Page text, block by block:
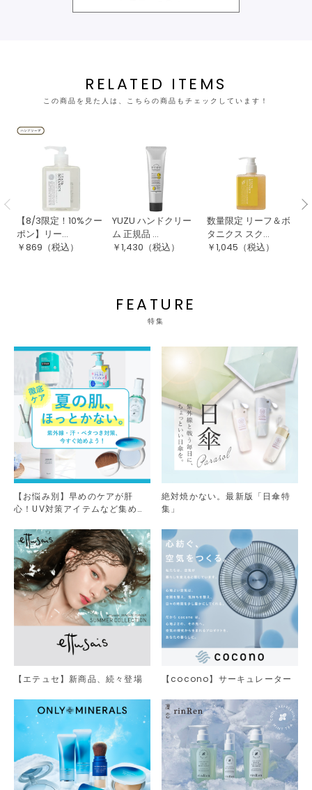
RELATED ITEMS
この商品を見た人は、こちらの商品もチェックしています！
【8/3限定！10%クー
ポン】リー...
￥869 （税込）
YUZU ハンドクリー
ム 正規品 ...
￥1,430 （税込）
数量限定 リーフ＆ボ
タニクス スク...
￥1,045 （税込）
FEATURE
特集
【お悩み別】早めのケアが肝
心！UV対策アイテムなど集めま
絶対焼かない。最新版「日傘特
集」
【エテュセ】新商品、続々登場 【cocono】サーキュレーター